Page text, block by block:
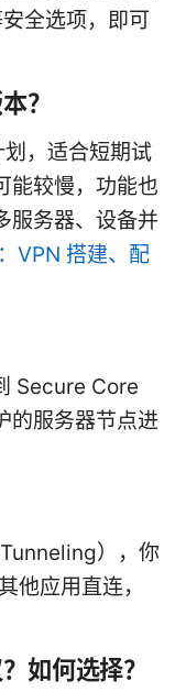
全选项，即可
？
，适合短期试
能较慢，功能也
服务器、设备并
VPN 搭建、配
Secure Core
的服务器节点进
），你
他应用直连，
如何选择？